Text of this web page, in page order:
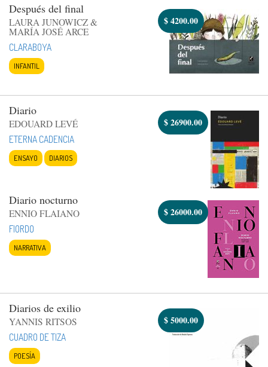
Después del final
LAURA JUNOWICZ &
MARÍA JOSÉ ARCE
CLARABOYA
INFANTIL
$4200.00
Diario
EDOUARD LEVÉ
ETERNA CADENCIA
ENSAYO DIARIOS
$26900.00
Diario nocturno
ENNIO FLAIANO
FIORDO
NARRATIVA
$26000.00
Diarios de exilio
YANNIS RITSOS
CUADRO DE TIZA
POESÍA
$5000.00